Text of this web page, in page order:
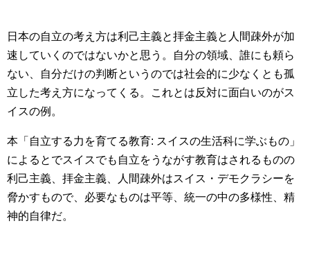
日本の自立の考え方は利己主義と拝金主義と人間疎外が加
速していくのではないかと思う。自分の領域、誰にも頼ら
ない、自分だけの判断というのでは社会的に少なくとも孤
立した考え方になってくる。これとは反対に面白いのがス
イスの例。
本「自立する力を育てる教育: スイスの生活科に学ぶもの」
によるとでスイスでも自立をうながす教育はされるものの
利己主義、拝金主義、人間疎外はスイス・デモクラシーを
脅かすもので、必要なものは平等、統一の中の多様性、精
神的自律だ。